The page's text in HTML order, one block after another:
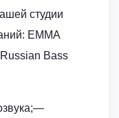
студии
EMMA
Bass